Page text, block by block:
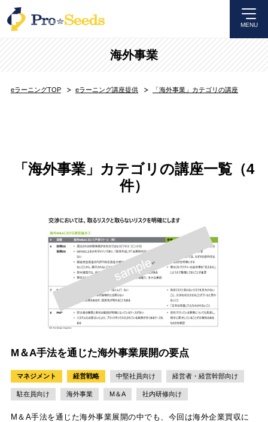
MENU
海外事業
eラーニングTOP eラーニング講座提供 「海外事業」カテゴリの講座
「海外事業」カテゴリの講座一覧（4
件）
M＆A手法を通じた海外事業展開の要点
マネジメント 経営戦略 中堅社員向け 経営者・経営幹部向け
駐在員向け 海外事業 M＆A 社内研修向け
M＆A手法を通じた海外事業展開の中でも、今回は海外企業買収に